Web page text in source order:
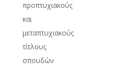
προπτυχιακούς
και
μεταπτυχιακούς
τίτλους
σπουδών